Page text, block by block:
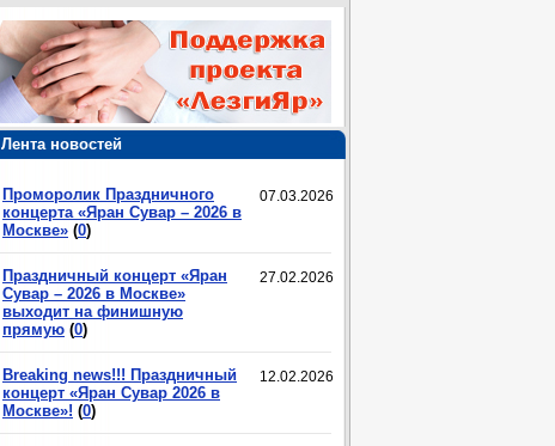
Лента новостей
07.03.2026
Проморолик Праздничного
концерта «Яран Сувар – 2026 в
Москве» (0)
27.02.2026
Праздничный концерт «Яран
Сувар – 2026 в Москве»
выходит на финишную
прямую (0)
12.02.2026
Breaking news!!! Праздничный
концерт «Яран Сувар 2026 в
Москве»! (0)